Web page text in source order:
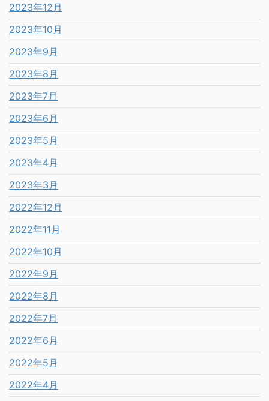
2023年12月
2023年10月
2023年9月
2023年8月
2023年7月
2023年6月
2023年5月
2023年4月
2023年3月
2022年12月
2022年11月
2022年10月
2022年9月
2022年8月
2022年7月
2022年6月
2022年5月
2022年4月